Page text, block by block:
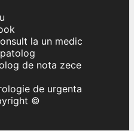
la un medic
de nota zece
de urgenta
©